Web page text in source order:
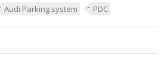
Audi Parking system PDC